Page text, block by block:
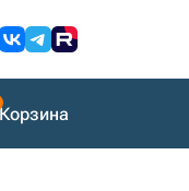
Корзина